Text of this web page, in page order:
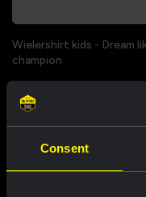
Consent
Wielershirt kids - Dream
champion